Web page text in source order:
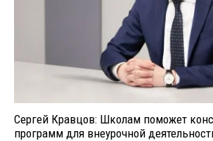
Сергей Кравцов: Школам поможет
программ для внеурочной